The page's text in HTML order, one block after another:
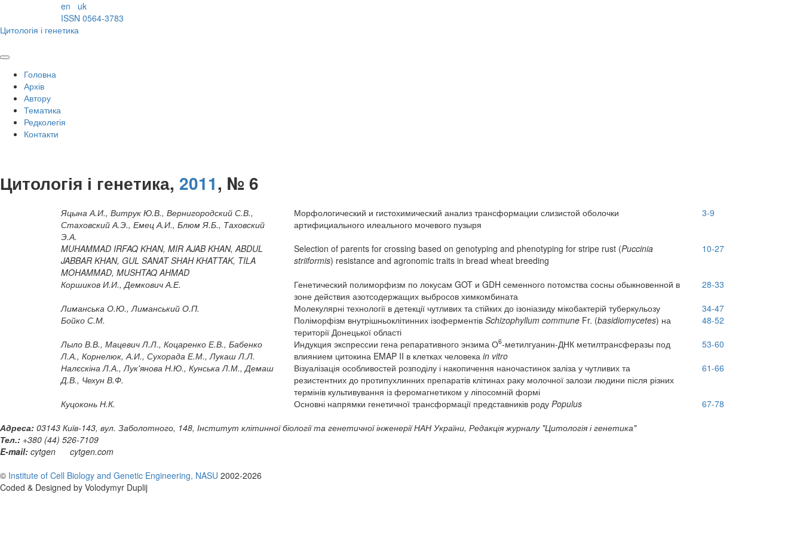
en
uk
ISSN 0564-3783
Цитологія і генетика
Головна
Архів
Автору
Тематика
Редколегія
Контакти
Цитологія і генетика, 2011, № 6
Яцына А.И., Витрук Ю.В., Вернигородский С.В.,
Стаховский А.Э., Емец А.И., Блюм Я.Б., Таховский
Э.А.
Морфологический и гистохимический анализ трансформации слизистой оболочки
артифициального илеального мочевого пузыря
3-9
MUHAMMAD IRFAQ KHAN, MIR AJAB KHAN, ABDUL
JABBAR KHAN, GUL SANAT SHAH KHATTAK, TILA
MOHAMMAD, MUSHTAQ AHMAD
Selection of parents for crossing based on genotyping and phenotyping for stripe rust (Puccinia
striiformis) resistance and agronomic traits in bread wheat breeding
10-27
Коршиков И.И., Демкович А.Е.
Генетический полиморфизм по локусам GOT и GDH семенного потомства сосны обыкновенной в
зоне действия азотсодержащих выбросов химкомбината
28-33
Лиманська О.Ю., Лиманський О.П.
Молекулярні технології в детекції чутливих та стійких до ізоніазиду мікобактерій туберкульозу
34-47
Бойко С.М.
Поліморфізм внутрішньоклітинних ізоферментів Schizophyllum commune Fr. (basidiomycetes) на
території Донецької області
48-52
Лыло В.В., Мацевич Л.Л., Коцаренко Е.В., Бабенко
Л.А., Корнелюк, А.И., Сухорада Е.М., Лукаш Л.Л.
Индукция экспрессии гена репаративного энзима О6-метилгуанин-ДНК метилтрансферазы под
влиянием цитокина EMAP II в клетках человека in vitro
53-60
Налєскіна Л.А., Лук'янова Н.Ю., Кунська Л.М., Демаш
Д.В., Чехун В.Ф.
Візуалізація особливостей розподілу і накопичення наночастинок заліза у чутливих та
резистентних до протипухлинних препаратів клітинах раку молочної залози людини після різних
термінів культивування із феромагнетиком у ліпосомній формі
61-66
Куцоконь Н.К. Основні напрямки генетичної трансформації представників роду Populus
67-78
Адреса: 03143 Київ-143, вул. Заболотного, 148, Інститут клітинної біології та генетичної інженерії НАН України, Редакція журналу "Цитологія і генетика"
Тел.: +380 (44) 526-7109
E-mail: cytgen cytgen.com
© Institute of Cell Biology and Genetic Engineering, NASU 2002-2026
Coded & Designed by Volodymyr Duplij